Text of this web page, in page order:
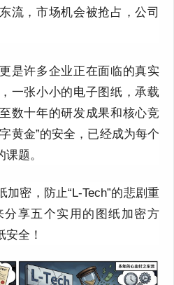
流，市场机会被抢占，公司
是许多企业正在面临的真实
一张小小的电子图纸，承载
数十年的研发成果和核心竞
黄金”的安全，已经成为每个
题。
密，防止“L-Tech”的悲剧重
享五个实用的图纸加密方
全！